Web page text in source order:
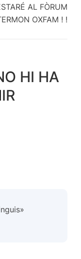
AL FÒRUM
OXFAM ! !
HI HA